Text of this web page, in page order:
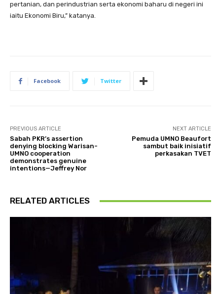
pertanian, dan perindustrian serta ekonomi baharu di negeri ini
iaitu Ekonomi Biru,” katanya.
Facebook Twitter
PREVIOUS ARTICLE
Sabah PKR’s assertion
denying blocking Warisan-
UMNO cooperation
demonstrates genuine
intentions—Jeffrey Nor
NEXT ARTICLE
Pemuda UMNO Beaufort
sambut baik inisiatif
perkasakan TVET
RELATED ARTICLES